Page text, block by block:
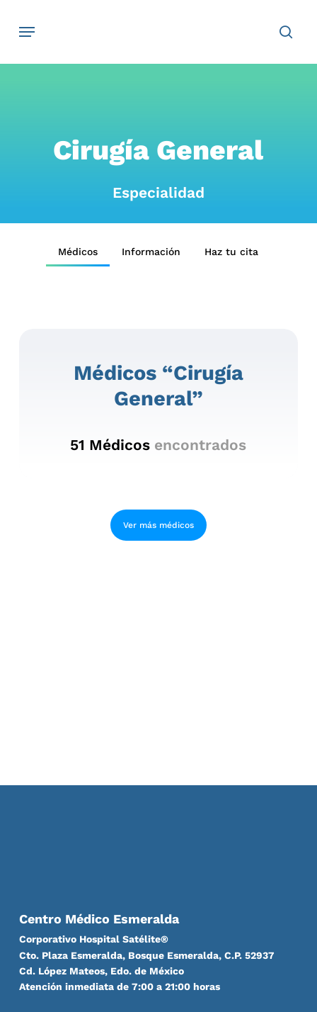
Navegación
Cirugía General
Especialidad
Médicos Información Haz tu cita
Médicos “cirugía
General”
51 Médicos encontrados
Ver más médicos
Centro Médico Esmeralda
Corporativo Hospital Satélite®
Cto. Plaza Esmeralda, Bosque Esmeralda, C.P. 52937
Cd. López Mateos, Edo. de México
Atención inmediata de 7:00 a 21:00 horas